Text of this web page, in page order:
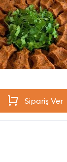
Sipariş Ver